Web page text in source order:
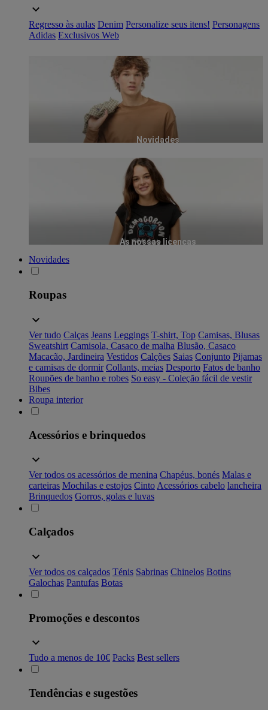
Regresso às aulas Denim Personalize seus itens! Personagens
Adidas Exclusivos Web
Novidades
As nossas licenças
Novidades
Roupas
Ver tudo Calças Jeans Leggings T-shirt, Top Camisas, Blusas
Sweatshirt Camisola, Casaco de malha Blusão, Casaco
Macacão, Jardineira Vestidos Calções Saias Conjunto Pijamas
e camisas de dormir Collants, meias Desporto Fatos de banho
Roupões de banho e robes So easy - Coleção fácil de vestir
Bibes
Roupa interior
Acessórios e brinquedos
Ver todos os acessórios de menina Chapéus, bonés Malas e
carteiras Mochilas e estojos Cinto Acessórios cabelo lancheira
Brinquedos Gorros, golas e luvas
Calçados
Ver todos os calçados Ténis Sabrinas Chinelos Botins
Galochas Pantufas Botas
Promoções e descontos
Tudo a menos de 10€ Packs Best sellers
Tendências e sugestões